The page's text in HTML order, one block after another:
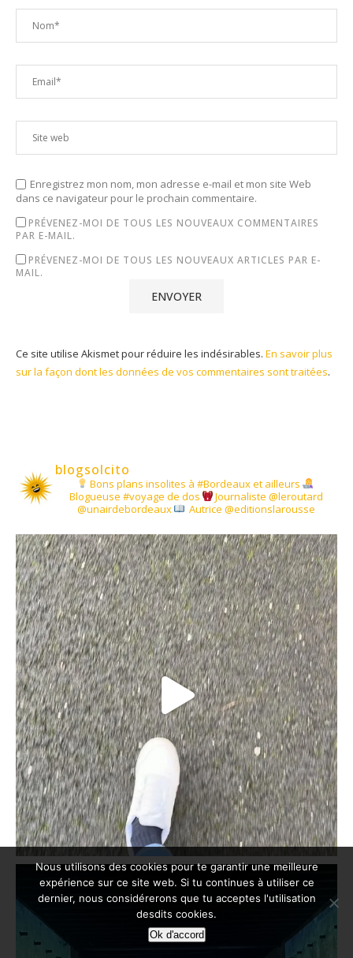
Enregistrez mon nom, mon adresse e-mail et mon site Web
dans ce navigateur pour le prochain commentaire.
PRÉVENEZ-MOI DE TOUS LES NOUVEAUX COMMENTAIRES
PAR E-MAIL.
PRÉVENEZ-MOI DE TOUS LES NOUVEAUX ARTICLES PAR E-
MAIL.
Ce site utilise Akismet pour réduire les indésirables. En savoir plus
sur la façon dont les données de vos commentaires sont traitées.
blogsolcito
Bons plans insolites à #Bordeaux et ailleurs
Blogueuse #voyage de dos
Journaliste @leroutard
@unairdebordeaux
Autrice @editionslarousse
Nous utilisons des cookies pour te garantir une meilleure
expérience sur ce site web. Si tu continues à utiliser ce
dernier, nous considérerons que tu acceptes l'utilisation
desdits cookies.
Ok d'accord